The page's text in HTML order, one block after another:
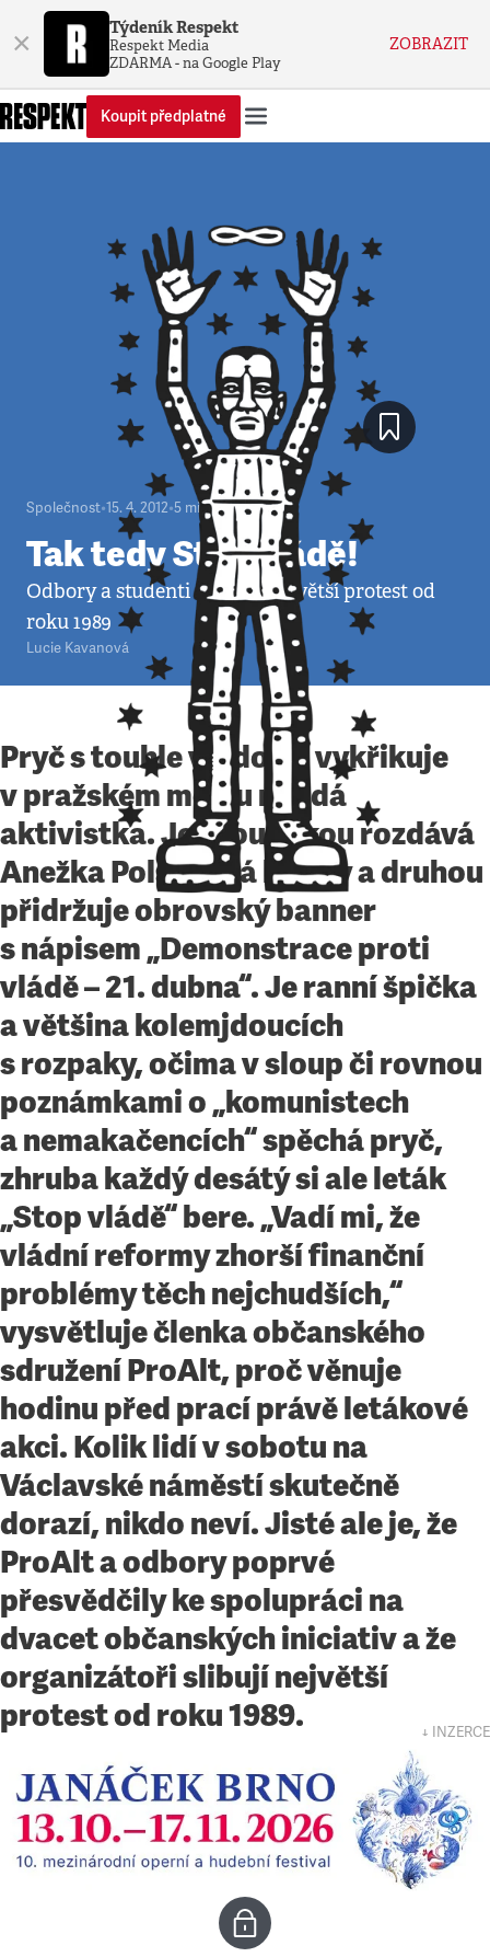
× Týdeník Respekt
Respekt Media
ZDARMA - na Google Play
ZOBRAZIT
Koupit předplatné
Společnost•15. 4. 2012•5 minut
Tak tedy Stop vládě!
Odbory a studenti chystají největší protest od
roku 1989
Lucie Kavanová
Pryč s touhle vládou!“ vykřikuje
v pražském metru mladá
aktivistka. Jednou rukou rozdává
Anežka Polášková letáky a druhou
přidržuje obrovský banner
s nápisem „Demonstrace proti
vládě – 21. dubna“. Je ranní špička
a většina kolemjdoucích
s rozpaky, očima v sloup či rovnou
poznámkami o „komunistech
a nemakačencích“ spěchá pryč,
zhruba každý desátý si ale leták
„Stop vládě“ bere. „Vadí mi, že
vládní reformy zhorší finanční
problémy těch nejchudších,“
vysvětluje členka občanského
sdružení ProAlt, proč věnuje
hodinu před prací právě letákové
akci. Kolik lidí v sobotu na
Václavské náměstí skutečně
dorazí, nikdo neví. Jisté ale je, že
ProAlt a odbory poprvé
přesvědčily ke spolupráci na
dvacet občanských iniciativ a že
organizátoři slibují největší
protest od roku 1989.
↓ INZERCE